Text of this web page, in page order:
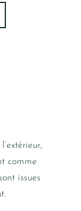
comme
issues